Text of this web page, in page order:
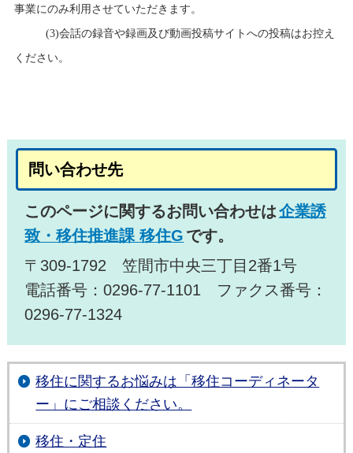
事業にのみ利用させていただきます。
(3)会話の録音や録画及び動画投稿サイトへの投稿はお控え
ください。
問い合わせ先
このページに関するお問い合わせは企業誘
致・移住推進課 移住G です。
〒309-1792 笠間市中央三丁目2番1号
電話番号：0296-77-1101 ファクス番号：
0296-77-1324
移住に関するお悩みは「移住コーディネータ
ー」にご相談ください。
移住・定住